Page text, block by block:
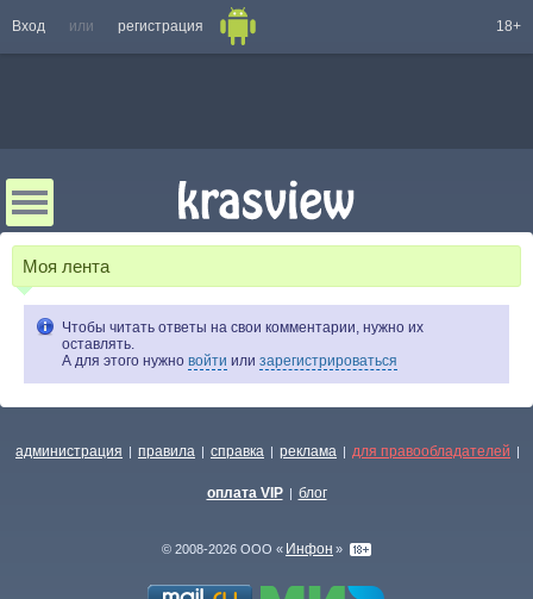
Вход или регистрация 18+
Моя лента
Чтобы читать ответы на свои комментарии, нужно их
оставлять.
А для этого нужно войти или зарегистрироваться
администрация | правила | справка | реклама | для правообладателей |
оплата VIP | блог
© 2008-2026 ООО « Инфон »